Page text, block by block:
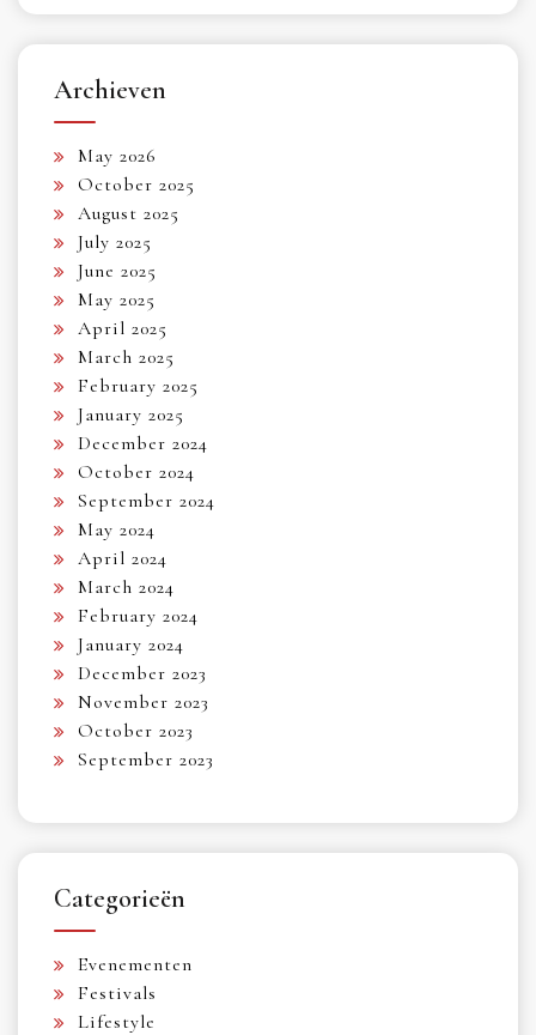
Archieven
May 2026
October 2025
August 2025
July 2025
June 2025
May 2025
April 2025
March 2025
February 2025
January 2025
December 2024
October 2024
September 2024
May 2024
April 2024
March 2024
February 2024
January 2024
December 2023
November 2023
October 2023
September 2023
Categorieën
Evenementen
Festivals
Lifestyle